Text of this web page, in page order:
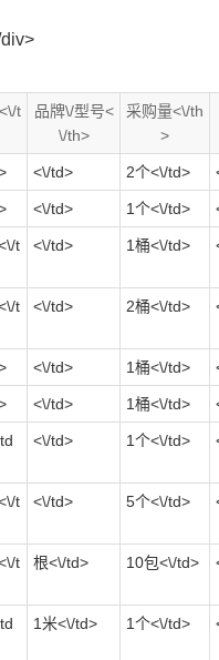
t
品牌\/型号<
\/th>
采购量<\/th
>
<\/td> 2个<\/td>
<\/td> 1个<\/td>
t
<\/td> 1桶<\/td>
t
<\/td> 2桶<\/td>
<\/td> 1桶<\/td>
<\/td> 1桶<\/td>
<\/td> 1个<\/td>
t
<\/td> 5个<\/td>
t
根<\/td> 10包<\/td>
1米<\/td> 1个<\/td>